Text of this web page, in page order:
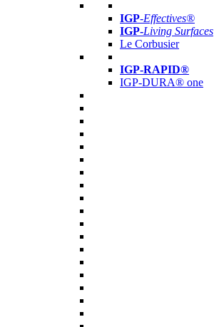
IGP-Effectives®
IGP-Living Surfaces
Le Corbusier
IGP-RAPID®
IGP-DURA® one